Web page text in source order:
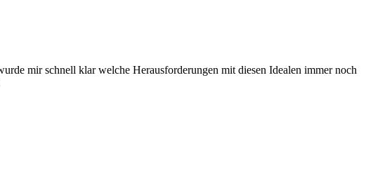
mir schnell klar welche Herausforderungen mit diesen Idealen immer noch